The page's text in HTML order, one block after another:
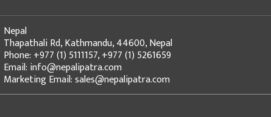
Nepal
Thapathali Rd, Kathmandu, 44600, Nepal
Phone: +977 (1) 5111157, +977 (1) 5261659
Email: info@nepalipatra.com
Marketing Email: sales@nepalipatra.com